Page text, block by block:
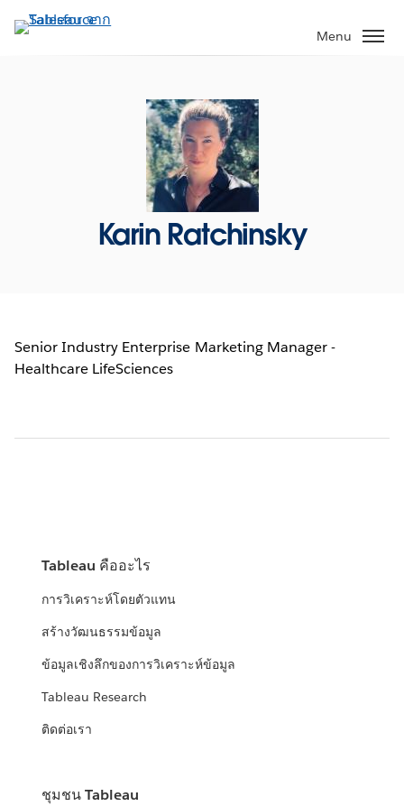
ไป
Menu
Karin Ratchinsky
Senior Industry Enterprise Marketing Manager -
Healthcare LifeSciences
Tableau คืออะไร
การวิเคราะห์โดยตัวแทน
สร้างวัฒนธรรมข้อมูล
ข้อมูลเชิงลึกของการวิเคราะห์ข้อมูล
Tableau Research
ติดต่อเรา
ชุมชน Tableau